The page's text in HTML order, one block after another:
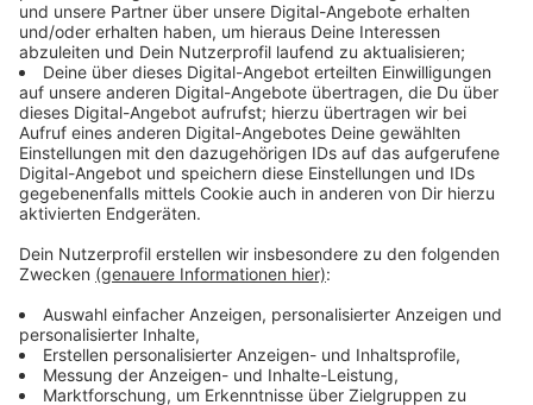
Baustelle und die Umleitungsstrecke heute mit der
Polizei ganz genau an. Die Arbeiter haben noch nicht
begonnen. Wichtig ist zunächst, dass die Baustelle
sicher ist. Und dass Autofahrer sich nicht einfach an
den Absperrzäunen an der Schützenstraße
durchmogeln. Das ist auch schon vorgekommen. Die
Gemeinde will jetzt noch die Strecke für die
Fahrradfahrer verbessern. Und sie schaut sich mit der
Polizei an, ob die Schilder richtig stehen und sie
blicken auch auf die Umleitungsstrecken. Sie denken
hier über Tempokontrollen nach. Arbeiter legen in
diesen Tagen mit Kanalarbeiten los. Im Sommer soll
der erste Bauabschnitt auf der Schützenstraße
beendet sein. Die Baustelle und die Straßen